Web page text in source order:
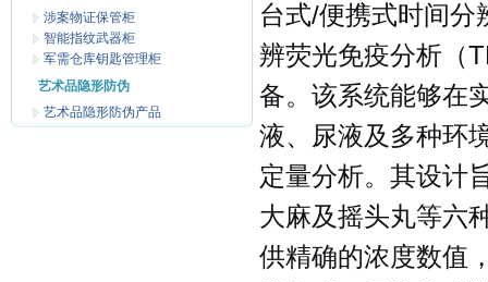
涉案物证保管柜
智能指纹武器柜
军需仓库钥匙管理柜
艺术品隐形防伪
艺术品隐形防伪产品
台式/便携式时间分
辨荧光免疫分析（
备。该系统能够在
液、尿液及多种环
定量分析。其设计
大麻及摇头丸等六
供精确的浓度数值